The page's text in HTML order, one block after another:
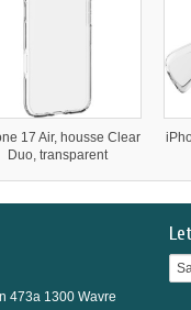
17 Air, housse Clear
Duo, transparent
473a 1300 Wavre